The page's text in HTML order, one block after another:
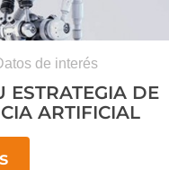
de interés
ESTRATEGIA DE
ARTIFICIAL